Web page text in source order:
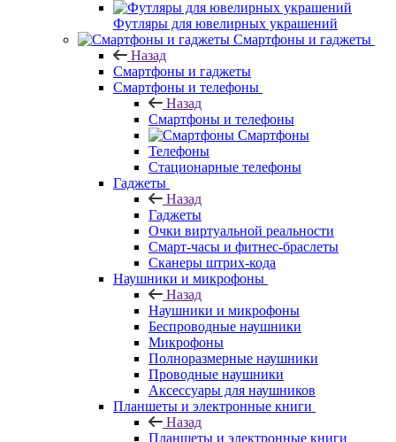
Футляры для ювелирных украшений
Смартфоны и гаджеты
Назад
Смартфоны и гаджеты
Смартфоны и телефоны
Назад
Смартфоны и телефоны
Смартфоны
Телефоны
Стационарные телефоны
Гаджеты
Назад
Гаджеты
Очки виртуальной реальности
Смарт-часы и фитнес-браслеты
Сканеры штрих-кода
Наушники и микрофоны
Назад
Наушники и микрофоны
Беспроводные наушники
Микрофоны
Полноразмерные наушники
Проводные наушники
Аксессуары для наушников
Планшеты и электронные книги
Назад
Планшеты и электронные книги